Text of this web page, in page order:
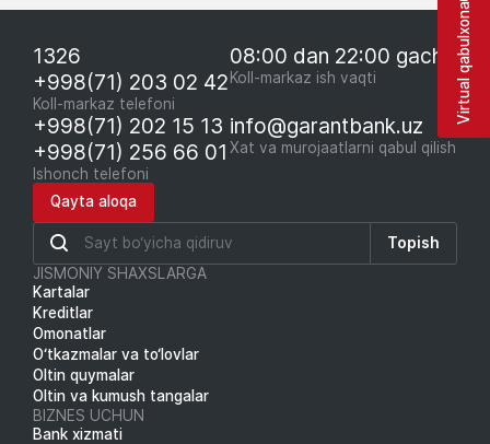
1326
+998(71) 203 02 42
Koll-markaz telefoni
08:00 dan 22:00 gacha
Koll-markaz ish vaqti
+998(71) 202 15 13
+998(71) 256 66 01
Ishonch telefoni
info@garantbank.uz
Xat va murojaatlarni qabul qilish
Qayta aloqa
Topish
JISMONIY SHAXSLARGA
Kartalar
Kreditlar
Omonatlar
O‘tkazmalar va to‘lovlar
Oltin quymalar
Oltin va kumush tangalar
BIZNES UCHUN
Bank xizmati
Virtual qabulxona